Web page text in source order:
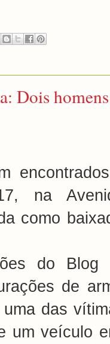
Dois
na
como
do
de
das
um veículo